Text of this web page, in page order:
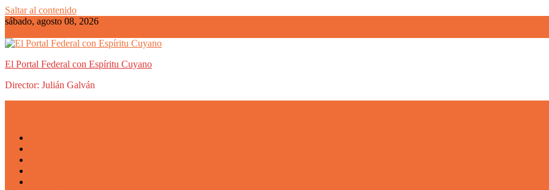
Saltar al contenido
sábado, agosto 08, 2026
El Portal Federal con Espíritu Cuyano
Director: Julián Galván